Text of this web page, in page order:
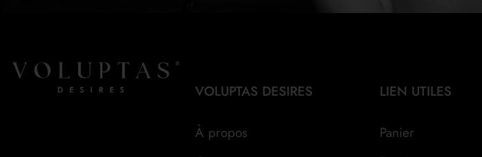
VOLUPTAS DESIRES
À propos
LIEN UTILES
Panier